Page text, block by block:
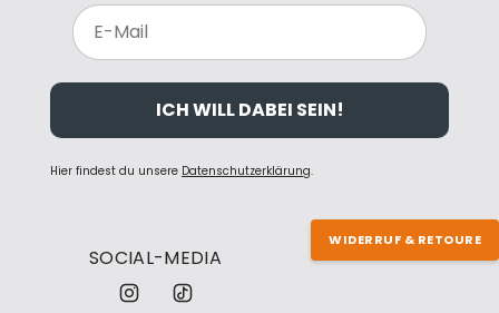
ICH WILL DABEI SEIN!
Hier findest du unsere Datenschutzerklärung.
SOCIAL-MEDIA
WIDERRUF & RETOURE